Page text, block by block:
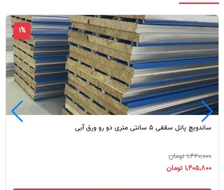
1%
ساندویچ پانل سقفی 5 سانتی متری دو رو ورق آبی
1,420,000 تومان
1,405,800 تومان